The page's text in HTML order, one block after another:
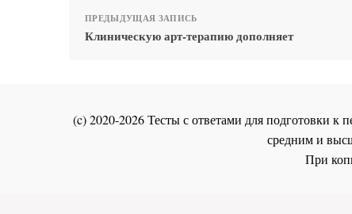
ПРЕДЫДУЩАЯ ЗАПИСЬ
Клиническую арт-терапию дополняет
(c) 2020-2026 Тесты с ответами для подготовки
средним и
При